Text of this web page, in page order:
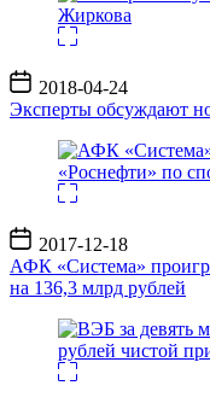
Дата
записи
2018-04-24
Эксперты обсуждают
Дата
записи
2017-12-18
АФК «Система»
на 136,3 млрд рублей